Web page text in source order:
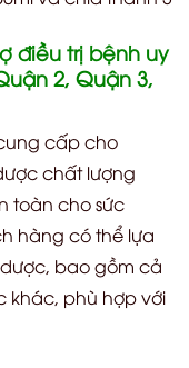
điều trị bệnh uy
2, Quận 3,
cấp cho
chất lượng
toàn cho sức
hàng có thể lựa
bao gồm cả
khác, phù hợp với